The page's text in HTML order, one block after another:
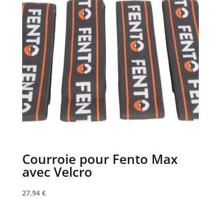
Courroie pour Fento Max
avec Velcro
27,94 €